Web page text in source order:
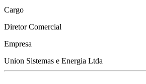
Cargo
Diretor Comercial
Empresa
Union Sistemas e Energia Ltda